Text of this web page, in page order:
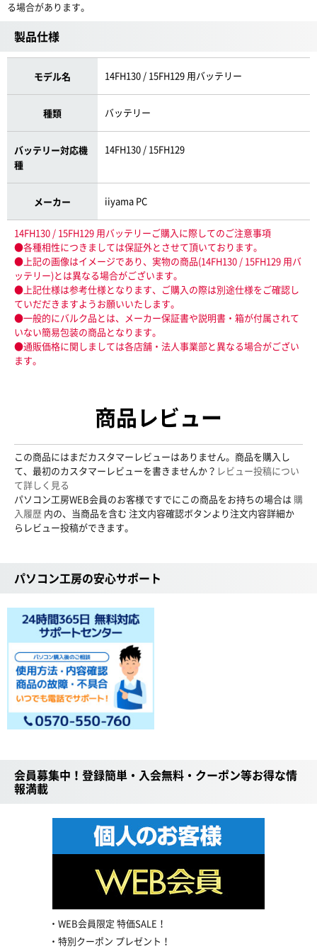
る場合があります。
製品仕様
モデル名 14FH130 / 15FH129 用バッテリー
種類 バッテリー
バッテリー対応機
種
14FH130 / 15FH129
メーカー iiyama PC
14FH130 / 15FH129 用バッテリーご購入に際してのご注意事項
●各種相性につきましては保証外とさせて頂いております。
●上記の画像はイメージであり、実物の商品(14FH130 / 15FH129 用バ
ッテリー)とは異なる場合がございます。
●上記仕様は参考仕様となります、ご購入の際は別途仕様をご確認し
ていだだきますようお願いいたします。
●一般的にバルク品とは、メーカー保証書や説明書・箱が付属されて
いない簡易包装の商品となります。
●通販価格に関しましては各店舗・法人事業部と異なる場合がござい
ます。
商品レビュー
この商品にはまだカスタマーレビューはありません。商品を購入し
て、最初のカスタマーレビューを書きませんか？ レビュー投稿につい
て詳しく見る
パソコン工房WEB会員のお客様ですでにこの商品をお持ちの場合は 購
入履歴 内の、当商品を含む 注文内容確認ボタンより注文内容詳細か
らレビュー投稿ができます。
パソコン工房の安心サポート
会員募集中！登録簡単・入会無料・クーポン等お得な情
報満載
WEB会員限定 特価SALE！
特別クーポン プレゼント！